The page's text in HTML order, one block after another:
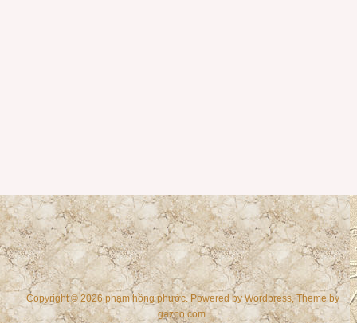
Copyright © 2026 phạm hồng phước. Powered byWordpress, Theme by
gazpo.com.